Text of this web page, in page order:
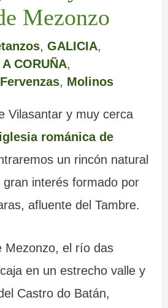
Mezonzo
, GALICIA,
CORUÑA,
Fervenzas, Molinos
Vilasantar y muy cerca
iglesia románica de
un rincón natural
interés formado por
afluente del Tambre.
Mezonzo, el río das
en un estrecho valle y
Castro do Batán,